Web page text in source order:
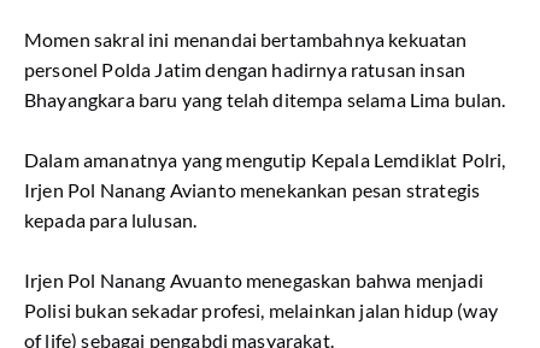
Momen sakral ini menandai bertambahnya kekuatan
personel Polda Jatim dengan hadirnya ratusan insan
Bhayangkara baru yang telah ditempa selama Lima bulan.
​Dalam amanatnya yang mengutip Kepala Lemdiklat Polri,
Irjen Pol Nanang Avianto menekankan pesan strategis
kepada para lulusan.
Irjen Pol Nanang Avuanto menegaskan bahwa menjadi
Polisi bukan sekadar profesi, melainkan jalan hidup (way
of life) sebagai pengabdi masyarakat.